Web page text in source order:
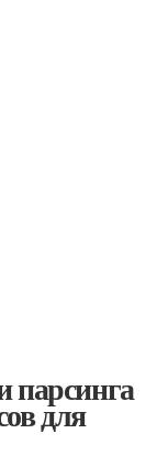
парсинга
для